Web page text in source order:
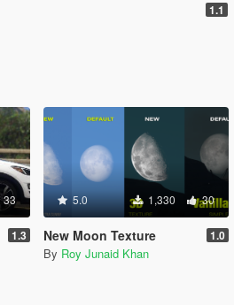
1.1
33
1.3
5.0 1,330 30
New Moon Texture 1.0
By Roy Junaid Khan